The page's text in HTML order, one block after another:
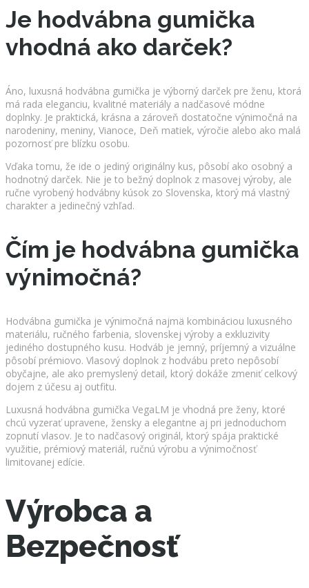
Je hodvábna gumička
vhodná ako darček?
Áno, luxusná hodvábna gumička je výborný darček pre ženu, ktorá
má rada eleganciu, kvalitné materiály a nadčasové módne
doplnky. Je praktická, krásna a zároveň dostatočne výnimočná na
narodeniny, meniny, Vianoce, Deň matiek, výročie alebo ako malá
pozornosť pre blízku osobu.
Vďaka tomu, že ide o jediný originálny kus, pôsobí ako osobný a
hodnotný darček. Nie je to bežný doplnok z masovej výroby, ale
ručne vyrobený hodvábny kúsok zo Slovenska, ktorý má vlastný
charakter a jedinečný vzhľad.
Čím je hodvábna gumička
výnimočná?
Hodvábna gumička je výnimočná najmä kombináciou luxusného
materiálu, ručného farbenia, slovenskej výroby a exkluzivity
jediného dostupného kusu. Hodváb je jemný, príjemný a vizuálne
pôsobí prémiovo. Vlasový doplnok z hodvábu preto nepôsobí
obyčajne, ale ako premyslený detail, ktorý dokáže zmeniť celkový
dojem z účesu aj outfitu.
Luxusná hodvábna gumička VegaLM je vhodná pre ženy, ktoré
chcú vyzerať upravene, žensky a elegantne aj pri jednoduchom
zopnutí vlasov. Je to nadčasový originál, ktorý spája praktické
využitie, prémiový materiál, ručnú výrobu a výnimočnosť
limitovanej edície.
Výrobca a
Bezpečnosť